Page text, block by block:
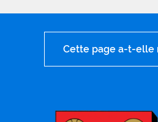
Cette page a-t-elle